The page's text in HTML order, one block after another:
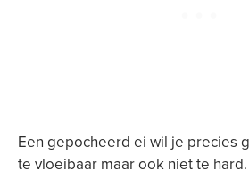
Een gepocheerd ei wil je precies
te vloeibaar maar ook niet te hard.